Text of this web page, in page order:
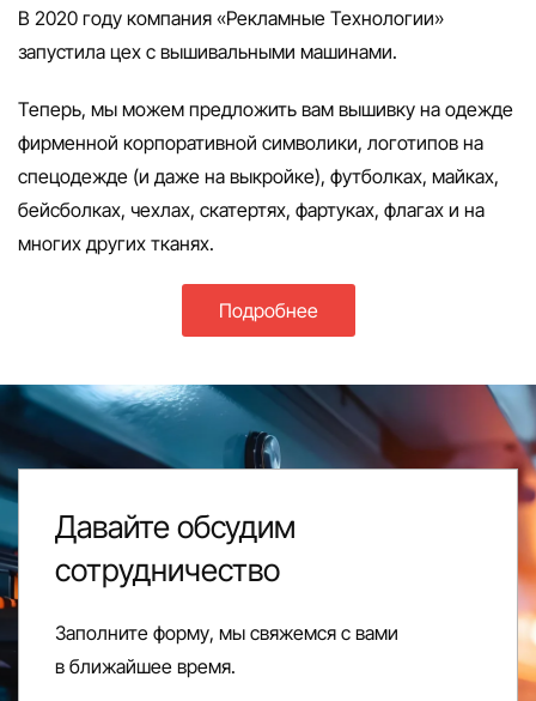
В 2020 году компания «Рекламные Технологии»
запустила цех с вышивальными машинами.
Теперь, мы можем предложить вам вышивку на одежде
фирменной корпоративной символики, логотипов на
спецодежде (и даже на выкройке), футболках, майках,
бейсболках, чехлах, скатертях, фартуках, флагах и на
многих других тканях.
Подробнее
Давайте обсудим
сотрудничество
Заполните форму, мы свяжемся с вами
в ближайшее время.